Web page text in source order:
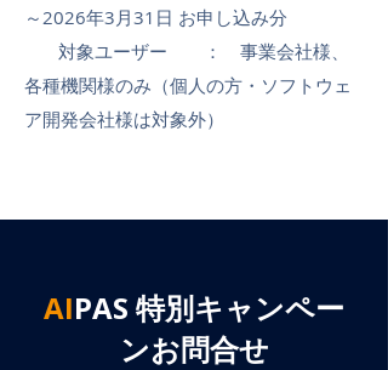
～2026年3月31日 お申し込み分
対象ユーザー ： 事業会社様、
各種機関様のみ（個人の方・ソフトウェ
ア開発会社様は対象外）
AIPAS 特別キャンペー
ンお問合せ